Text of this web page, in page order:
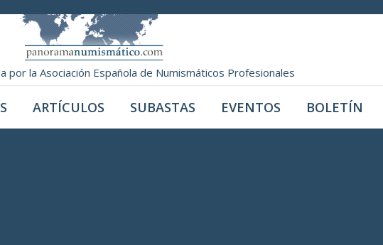
por la Asociación Española de Numismáticos Profesionales
ARTÍCULOS SUBASTAS EVENTOS BOLETÍN